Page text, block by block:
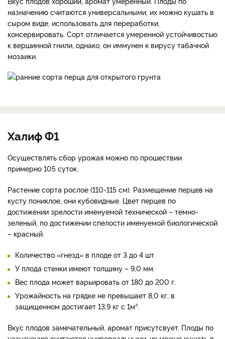
назначению считаются универсальными, их можно кушать в
сыром виде, использовать для переработки,
консервировать. Сорт отличается умеренной устойчивостью
к вершинной гнили, однако, он иммунен к вирусу табачной
мозаики.
Халиф Ф1
Осуществлять сбор урожая можно по прошествии
примерно 105 суток.
Растение сорта рослое (110-115 см). Размещение перцев на
кусту пониклое, они кубовидные. Цвет перцев по
достижении зрелости именуемой технической – темно-
зеленый, по достижении спелости именуемой биологической
– красный.
Количество «гнезд» в плоде от 3 до 4 шт.
У плода стенки имеют толщину – 9,0 мм.
Вес плода может варьировать от 180 до 200 г.
Урожайность на грядке не превышает 8,0 кг, в
защищенном достигает 13,9 кг с 1м².
Вкус плодов замечательный, аромат присутсвует. Плоды по